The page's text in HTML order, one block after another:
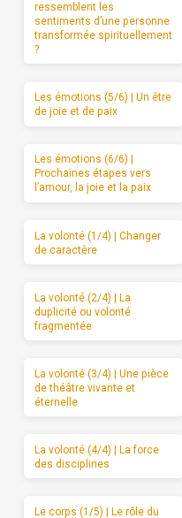
ressemblent les
sentiments d’une personne
transformée spirituellement
?
Les émotions (5/6) | Un être
de joie et de paix
Les émotions (6/6) |
Prochaines étapes vers
l’amour, la joie et la paix
La volonté (1/4) | Changer
de caractère
La volonté (2/4) | La
duplicité ou volonté
fragmentée
La volonté (3/4) | Une pièce
de théâtre vivante et
éternelle
La volonté (4/4) | La force
des disciplines
Le corps (1/5) | Le rôle du